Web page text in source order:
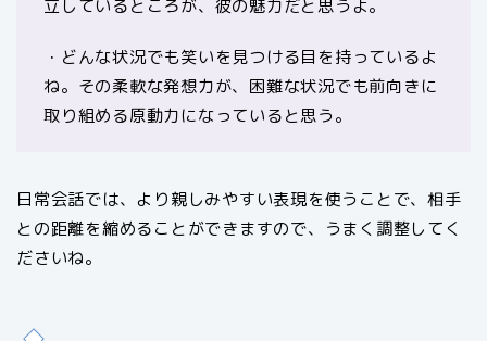
立しているところが、彼の魅力だと思うよ。
・どんな状況でも笑いを見つける目を持っているよ
ね。その柔軟な発想力が、困難な状況でも前向きに
取り組める原動力になっていると思う。
日常会話では、より親しみやすい表現を使うことで、相手
との距離を縮めることができますので、うまく調整してく
ださいね。